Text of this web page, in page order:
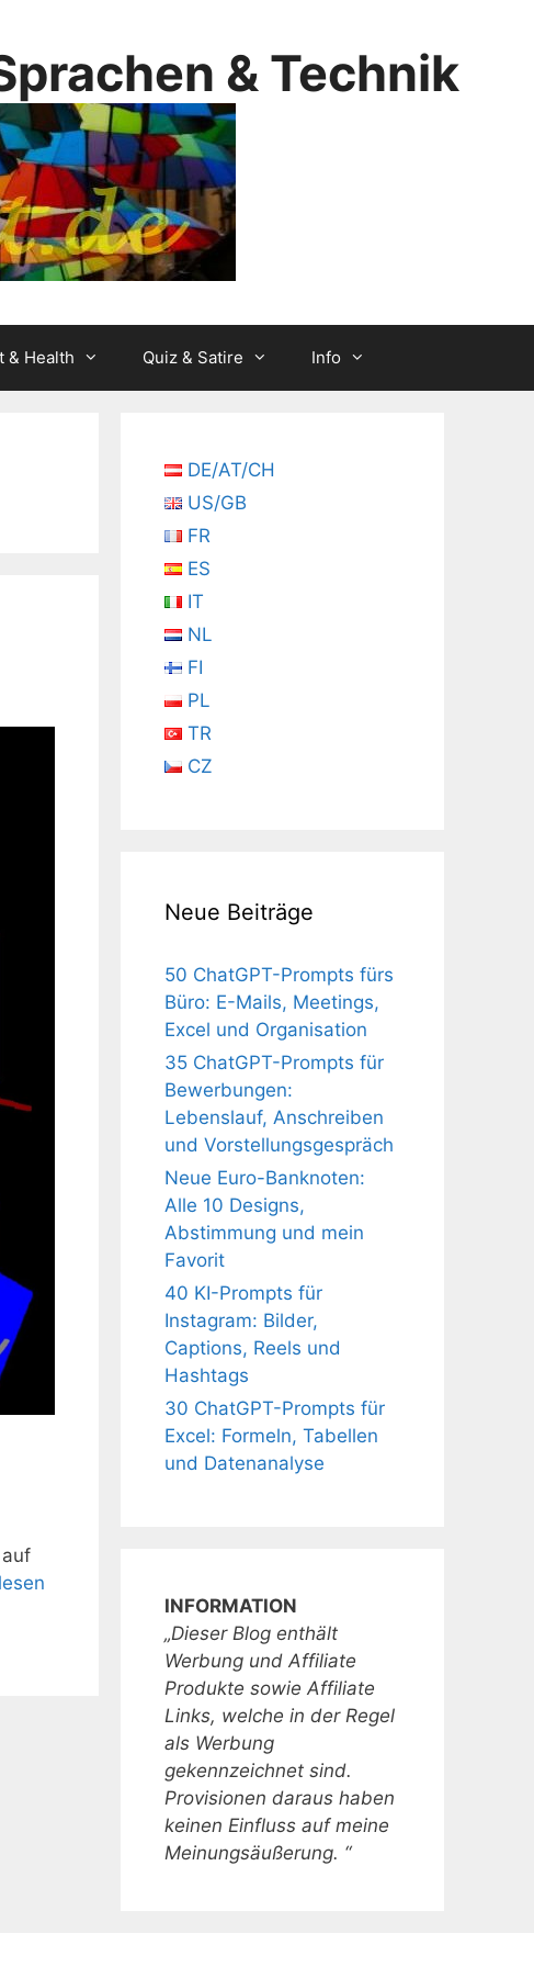
& Technik
& Health Quiz & Satire Info
DE/AT/CH
US/GB
FR
ES
IT
NL
FI
PL
TR
CZ
Neue Beiträge
50 ChatGPT-Prompts fürs
Büro: E-Mails, Meetings,
Excel und Organisation
35 ChatGPT-Prompts für
Bewerbungen:
Lebenslauf, Anschreiben
und Vorstellungsgespräch
Neue Euro-Banknoten:
Alle 10 Designs,
Abstimmung und mein
Favorit
40 KI-Prompts für
Instagram: Bilder,
Captions, Reels und
Hashtags
30 ChatGPT-Prompts für
Excel: Formeln, Tabellen
und Datenanalyse
INFORMATION
„Dieser Blog enthält
Werbung und Affiliate
Produkte sowie Affiliate
Links, welche in der Regel
als Werbung
gekennzeichnet sind.
Provisionen daraus haben
keinen Einfluss auf meine
Meinungsäußerung. “